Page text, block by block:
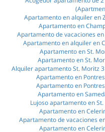
Apartamento en alquiler en
Apartamento en
Apartamento de vacaciones
Apartamento en alquiler en
Apartamento en St.
Apartamento en St.
Alquiler apartamento St. Moritz
Apartamento en
Apartamento en
Apartamento en
Lujoso apartamento en
Apartamento en
Apartamento de vacaciones
Apartamento en